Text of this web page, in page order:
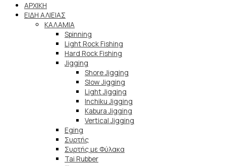
ΑΡΧΙΚΗ
ΕΙΔΗ ΑΛΙΕΙΑΣ
ΚΑΛΑΜΙΑ
Spinning
Light Rock Fishing
Hard Rock Fishing
Jigging
Shore Jigging
Slow Jigging
Light Jigging
Inchiku Jigging
Kabura Jigging
Vertical Jigging
Eging
Συρτής
Συρτής με Φύλακα
Tai Rubber